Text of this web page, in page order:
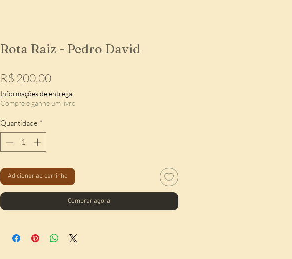
Rota Raiz - Pedro David
R$ 200,00Preço
Informações de entrega
Compre e ganhe um livro
Quantidade *
Adicionar ao carrinho
Comprar agora